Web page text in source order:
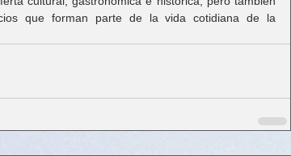
que forman parte de la vida cotidiana de la